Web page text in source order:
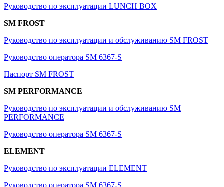
Руководство по эксплуатации LUNCH BOX
SM FROST
Руководство по эксплуатации и обслуживанию SM FROST
Руководство оператора SM 6367-S
Паспорт SM FROST
SM PERFORMANCE
Руководство по эксплуатации и обслуживанию SM
PERFORMANCE
Руководство оператора SM 6367-S
ELEMENT
Руководство по эксплуатации ELEMENT
Руководство оператора SM 6367-S